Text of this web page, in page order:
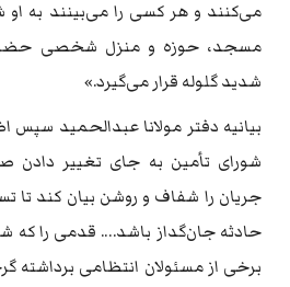
می‌کنند و هر کسی را می‌بینند به
مسجد، حوزه و منزل شخصی حضرت
شدید گلوله قرار می‌گیرد.»
بیانیه دفتر مولانا عبدالحمید
شورای تأمین به جای تغییر دادن
جریان را شفاف و روشن بیان کند تا
حادثه جان‌گداز باشد…. قدمی را که
برخی از مسئولان انتظامی برداشته